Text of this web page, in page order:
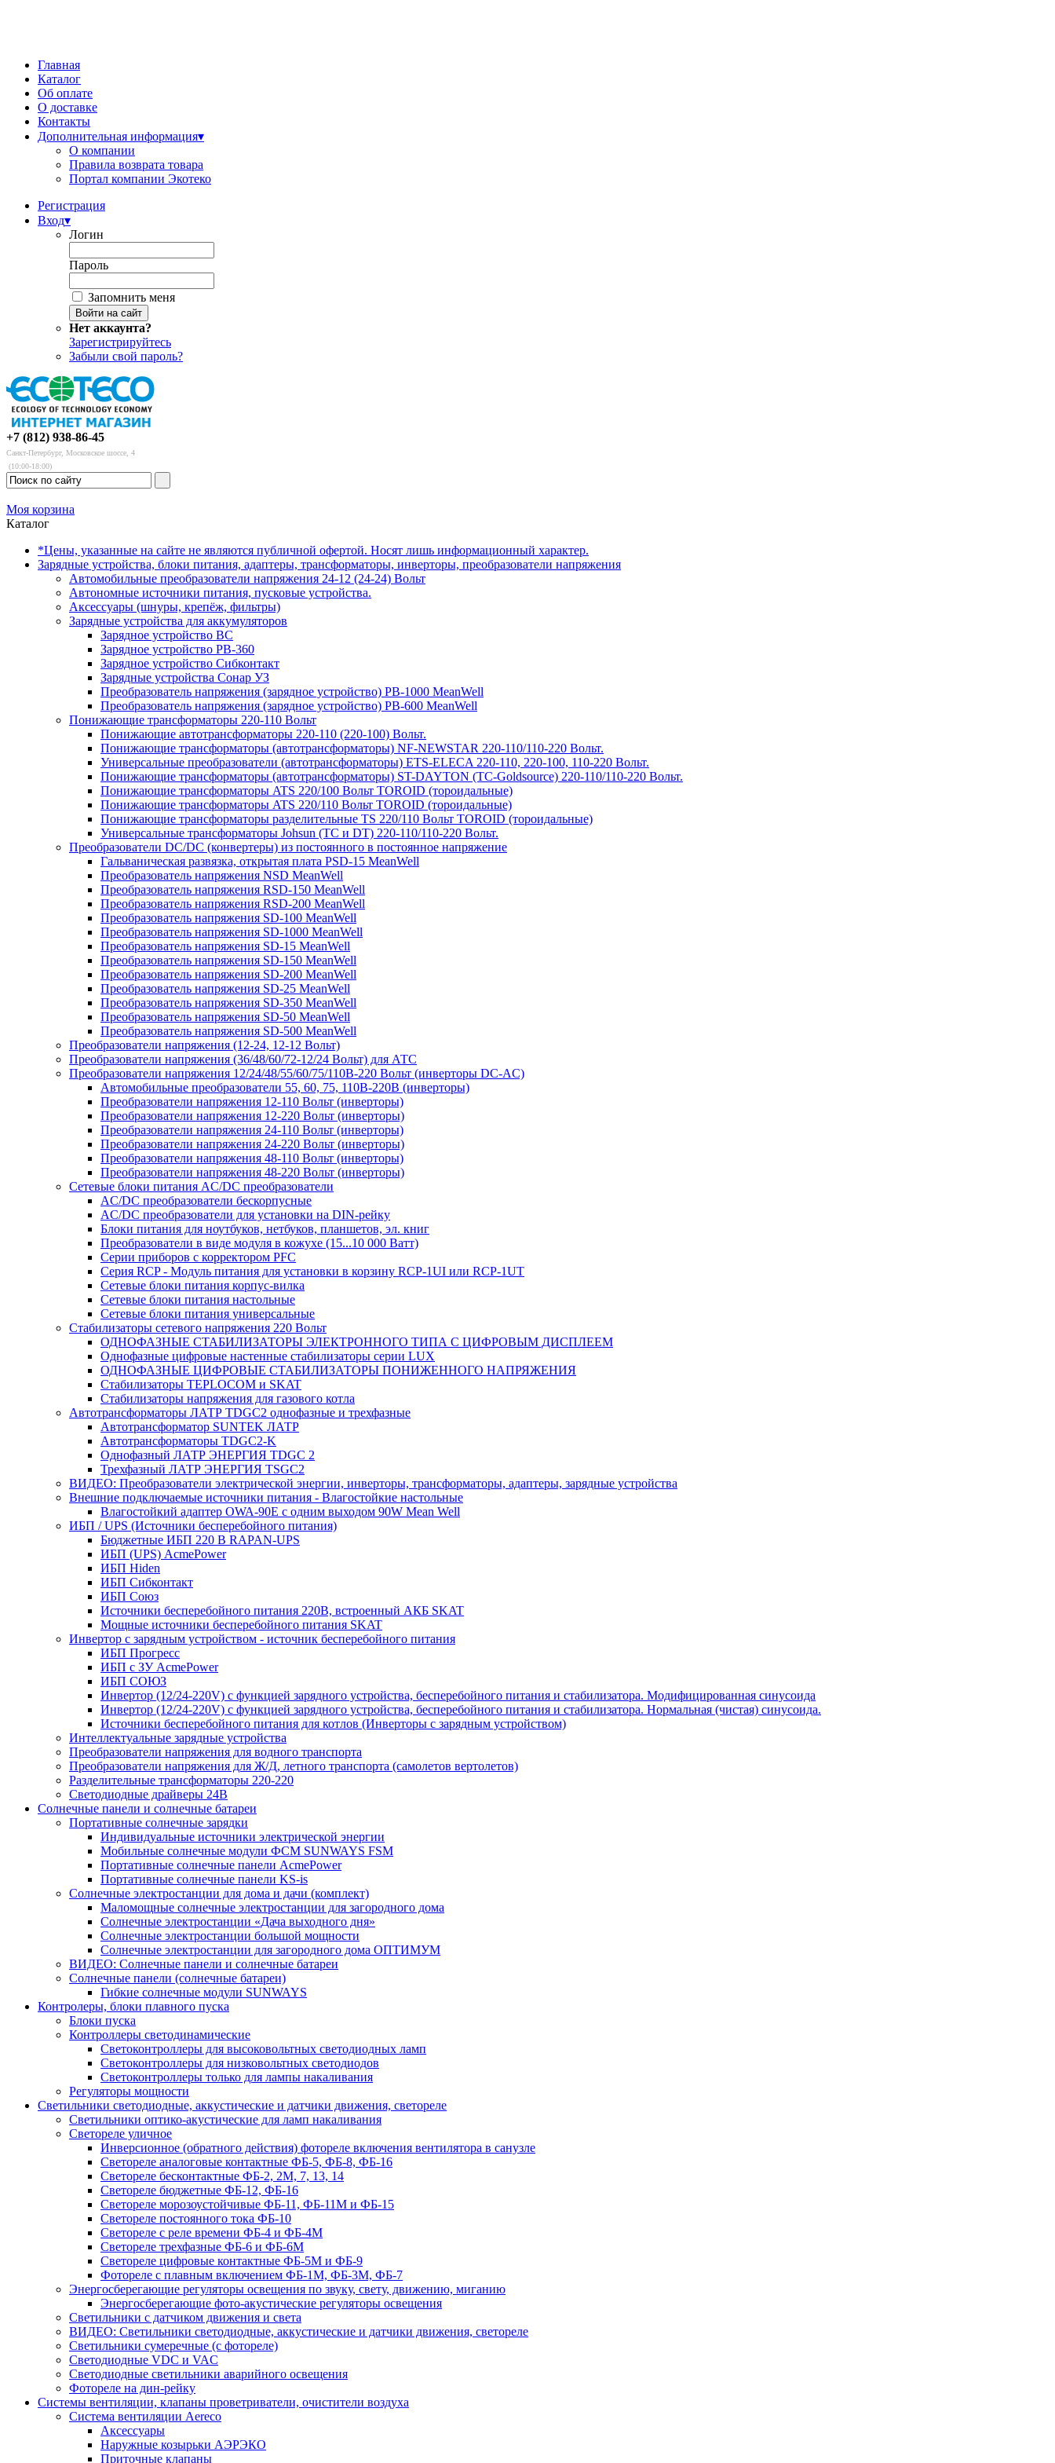
Главная
Каталог
Об оплате
О доставке
Контакты
Дополнительная информация▾
О компании
Правила возврата товара
Портал компании Экотеко
Регистрация
Вход▾
Логин
Пароль
Запомнить меня
Нет аккаунта?
Зарегистрируйтесь
Забыли свой пароль?
+7 (812) 938-86-45
Санкт-Петербург, Московское шоссе, 4
(10:00-18:00)
Моя корзина
Каталог
*Цены, указанные на сайте не являются публичной офертой. Носят лишь информационный характер.
Зарядные устройства, блоки питания, адаптеры, трансформаторы, инверторы, преобразователи напряжения
Автомобильные преобразователи напряжения 24-12 (24-24) Вольт
Автономные источники питания, пусковые устройства.
Аксессуары (шнуры, крепёж, фильтры)
Зарядные устройства для аккумуляторов
Зарядное устройство BC
Зарядное устройство PB-360
Зарядное устройство Сибконтакт
Зарядные устройства Сонар УЗ
Преобразователь напряжения (зарядное устройство) PB-1000 MeanWell
Преобразователь напряжения (зарядное устройство) PB-600 MeanWell
Понижающие трансформаторы 220-110 Вольт
Понижающие автотрансформаторы 220-110 (220-100) Вольт.
Понижающие трансформаторы (автотрансформаторы) NF-NEWSTAR 220-110/110-220 Вольт.
Универсальные преобразователи (автотрансформаторы) ETS-ELECA 220-110, 220-100, 110-220 Вольт.
Понижающие трансформаторы (автотрансформаторы) ST-DAYTON (TC-Goldsource) 220-110/110-220 Вольт.
Понижающие трансформаторы ATS 220/100 Вольт TOROID (тороидальные)
Понижающие трансформаторы ATS 220/110 Вольт TOROID (тороидальные)
Понижающие трансформаторы разделительные TS 220/110 Вольт TOROID (тороидальные)
Универсальные трансформаторы Johsun (TС и DT) 220-110/110-220 Вольт.
Преобразователи DC/DC (конвертеры) из постоянного в постоянное напряжение
Гальваническая развязка, открытая плата PSD-15 MeanWell
Преобразователь напряжения NSD MeanWell
Преобразователь напряжения RSD-150 MeanWell
Преобразователь напряжения RSD-200 MeanWell
Преобразователь напряжения SD-100 MeanWell
Преобразователь напряжения SD-1000 MeanWell
Преобразователь напряжения SD-15 MeanWell
Преобразователь напряжения SD-150 MeanWell
Преобразователь напряжения SD-200 MeanWell
Преобразователь напряжения SD-25 MeanWell
Преобразователь напряжения SD-350 MeanWell
Преобразователь напряжения SD-50 MeanWell
Преобразователь напряжения SD-500 MeanWell
Преобразователи напряжения (12-24, 12-12 Вольт)
Преобразователи напряжения (36/48/60/72-12/24 Вольт) для АТС
Преобразователи напряжения 12/24/48/55/60/75/110В-220 Вольт (инверторы DC-AC)
Автомобильные преобразователи 55, 60, 75, 110В-220В (инверторы)
Преобразователи напряжения 12-110 Вольт (инверторы)
Преобразователи напряжения 12-220 Вольт (инверторы)
Преобразователи напряжения 24-110 Вольт (инверторы)
Преобразователи напряжения 24-220 Вольт (инверторы)
Преобразователи напряжения 48-110 Вольт (инверторы)
Преобразователи напряжения 48-220 Вольт (инверторы)
Сетевые блоки питания AC/DC преобразователи
AC/DC преобразователи бескорпусные
AC/DC преобразователи для установки на DIN-рейку
Блоки питания для ноутбуков, нетбуков, планшетов, эл. книг
Преобразователи в виде модуля в кожухе (15...10 000 Ватт)
Серии приборов с корректором PFC
Серия RCP - Модуль питания для установки в корзину RCP-1UI или RCP-1UT
Сетевые блоки питания корпус-вилка
Сетевые блоки питания настольные
Сетевые блоки питания универсальные
Стабилизаторы сетевого напряжения 220 Вольт
ОДНОФАЗНЫЕ СТАБИЛИЗАТОРЫ ЭЛЕКТРОННОГО ТИПА С ЦИФРОВЫМ ДИСПЛЕЕМ
Однофазные цифровые настенные стабилизаторы серии LUX
ОДНОФАЗНЫЕ ЦИФРОВЫЕ СТАБИЛИЗАТОРЫ ПОНИЖЕННОГО НАПРЯЖЕНИЯ
Стабилизаторы TEPLOCOM и SKAT
Стабилизаторы напряжения для газового котла
Автотрансформаторы ЛАТР TDGC2 однофазные и трехфазные
Автотрансформатор SUNTEK ЛАТР
Автотрансформаторы TDGC2-K
Однофазный ЛАТР ЭНЕРГИЯ TDGC 2
Трехфазный ЛАТР ЭНЕРГИЯ TSGC2
ВИДЕО: Преобразователи электрической энергии, инверторы, трансформаторы, адаптеры, зарядные устройства
Внешние подключаемые источники питания - Влагостойкие настольные
Влагостойкий адаптер OWA-90E с одним выходом 90W Mean Well
ИБП / UPS (Источники бесперебойного питания)
Бюджетные ИБП 220 В RAPAN-UPS
ИБП (UPS) AcmePower
ИБП Hiden
ИБП Сибконтакт
ИБП Союз
Источники бесперебойного питания 220В, встроенный АКБ SKAT
Мощные источники бесперебойного питания SKAT
Инвертор с зарядным устройством - источник бесперебойного питания
ИБП Прогресс
ИБП с ЗУ AcmePower
ИБП СОЮЗ
Инвертор (12/24-220V) с функцией зарядного устройства, бесперебойного питания и стабилизатора. Модифицированная синусоида
Инвертор (12/24-220V) с функцией зарядного устройства, бесперебойного питания и стабилизатора. Нормальная (чистая) синусоида.
Источники бесперебойного питания для котлов (Инверторы с зарядным устройством)
Интеллектуальные зарядные устройства
Преобразователи напряжения для водного транспорта
Преобразователи напряжения для Ж/Д, летного транспорта (самолетов вертолетов)
Разделительные трансформаторы 220-220
Светодиодные драйверы 24В
Солнечные панели и солнечные батареи
Портативные солнечные зарядки
Индивидуальные источники электрической энергии
Мобильные солнечные модули ФСМ SUNWAYS FSM
Портативные солнечные панели AcmePower
Портативные солнечные панели KS-is
Солнечные электростанции для дома и дачи (комплект)
Маломощные солнечные электростанции для загородного дома
Солнечные электростанции «Дача выходного дня»
Солнечные электростанции большой мощности
Солнечные электростанции для загородного дома ОПТИМУМ
ВИДЕО: Солнечные панели и солнечные батареи
Солнечные панели (солнечные батареи)
Гибкие солнечные модули SUNWAYS
Контролеры, блоки плавного пуска
Блоки пуска
Контроллеры светодинамические
Светоконтроллеры для высоковольтных светодиодных ламп
Светоконтроллеры для низковольтных светодиодов
Светоконтроллеры только для лампы накаливания
Регуляторы мощности
Светильники светодиодные, аккустические и датчики движения, светореле
Светильники оптико-акустические для ламп накаливания
Светореле уличное
Инверсионное (обратного действия) фотореле включения вентилятора в санузле
Светореле аналоговые контактные ФБ-5, ФБ-8, ФБ-16
Светореле бесконтактные ФБ-2, 2М, 7, 13, 14
Светореле бюджетные ФБ-12, ФБ-16
Светореле морозоустойчивые ФБ-11, ФБ-11М и ФБ-15
Светореле постоянного тока ФБ-10
Светореле с реле времени ФБ-4 и ФБ-4М
Светореле трехфазные ФБ-6 и ФБ-6М
Светореле цифровые контактные ФБ-5М и ФБ-9
Фотореле с плавным включением ФБ-1М, ФБ-3М, ФБ-7
Энергосберегающие регуляторы освещения по звуку, свету, движению, миганию
Энергосберегающие фото-акустические регуляторы освещения
Светильники с датчиком движения и света
ВИДЕО: Светильники светодиодные, аккустические и датчики движения, светореле
Светильники сумеречные (с фотореле)
Светодиодные VDC и VAC
Светодиодные светильники аварийного освещения
Фотореле на дин-рейку
Системы вентиляции, клапаны проветриватели, очистители воздуха
Система вентиляции Aereco
Аксессуары
Наружные козырьки АЭРЭКО
Приточные клапаны